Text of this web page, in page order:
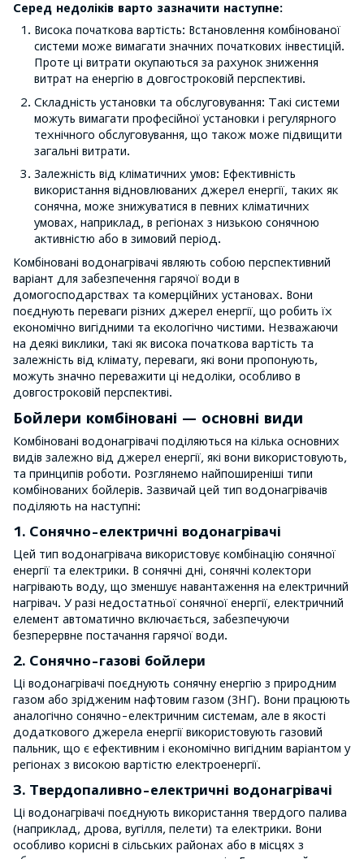
Серед недоліків варто зазначити наступне:
Висока початкова вартість: Встановлення комбінованої
системи може вимагати значних початкових інвестицій.
Проте ці витрати окупаються за рахунок зниження
витрат на енергію в довгостроковій перспективі.
Складність установки та обслуговування: Такі системи
можуть вимагати професійної установки і регулярного
технічного обслуговування, що також може підвищити
загальні витрати.
Залежність від кліматичних умов: Ефективність
використання відновлюваних джерел енергії, таких як
сонячна, може знижуватися в певних кліматичних
умовах, наприклад, в регіонах з низькою сонячною
активністю або в зимовий період.
Комбіновані водонагрівачі являють собою перспективний
варіант для забезпечення гарячої води в
домогосподарствах та комерційних установах. Вони
поєднують переваги різних джерел енергії, що робить їх
економічно вигідними та екологічно чистими. Незважаючи
на деякі виклики, такі як висока початкова вартість та
залежність від клімату, переваги, які вони пропонують,
можуть значно переважити ці недоліки, особливо в
довгостроковій перспективі.
Бойлери комбіновані — основні види
Комбіновані водонагрівачі поділяються на кілька основних
видів залежно від джерел енергії, які вони використовують,
та принципів роботи. Розглянемо найпоширеніші типи
комбінованих бойлерів. Зазвичай цей тип водонагрівачів
поділяють на наступні:
1. Сонячно-електричні водонагрівачі
Цей тип водонагрівача використовує комбінацію сонячної
енергії та електрики. В сонячні дні, сонячні колектори
нагрівають воду, що зменшує навантаження на електричний
нагрівач. У разі недостатньої сонячної енергії, електричний
елемент автоматично включається, забезпечуючи
безперервне постачання гарячої води.
2. Сонячно-газові бойлери
Ці водонагрівачі поєднують сонячну енергію з природним
газом або зрідженим нафтовим газом (ЗНГ). Вони працюють
аналогічно сонячно-електричним системам, але в якості
додаткового джерела енергії використовують газовий
пальник, що є ефективним і економічно вигідним варіантом у
регіонах з високою вартістю електроенергії.
3. Твердопаливно-електричні водонагрівачі
Ці водонагрівачі поєднують використання твердого палива
(наприклад, дрова, вугілля, пелети) та електрики. Вони
особливо корисні в сільських районах або в місцях з